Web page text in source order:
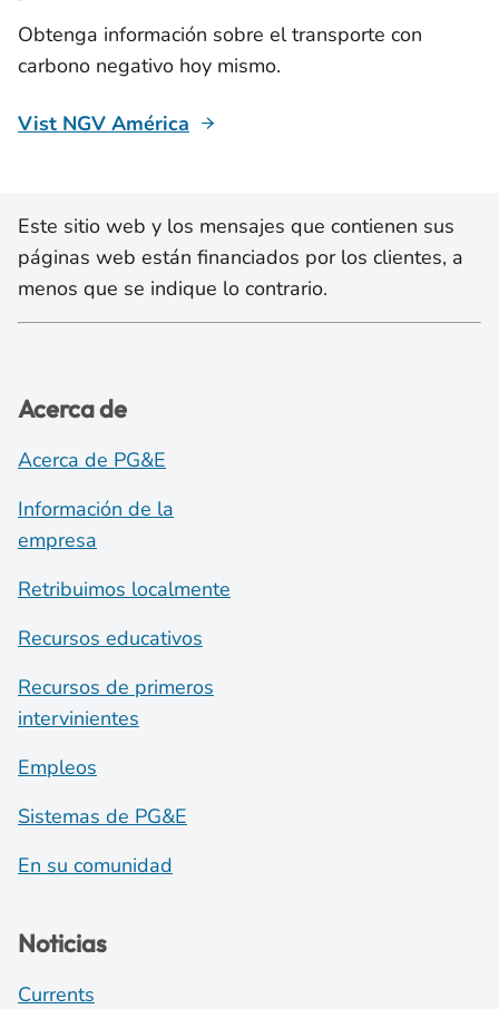
Obtenga información sobre el transporte con
carbono negativo hoy mismo.
Vist NGV América
Este sitio web y los mensajes que contienen sus
páginas web están financiados por los clientes, a
menos que se indique lo contrario.
Acerca de
Acerca de PG&E
Información de la
empresa
Retribuimos localmente
Recursos educativos
Recursos de primeros
intervinientes
Empleos
Sistemas de PG&E
En su comunidad
Noticias
Currents